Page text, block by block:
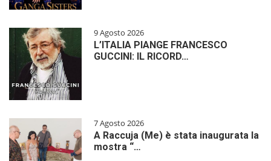
9 Agosto 2026
L’ITALIA PIANGE FRANCESCO
GUCCINI: IL RICORD…
7 Agosto 2026
A Raccuja (Me) è stata inaugurata la
mostra “…